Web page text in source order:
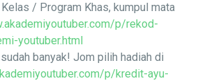
Kelas / Program Khas, kumpul mata
p/rekod-
youtuber.html
banyak! Jom pilih hadiah di
p/kredit-ayu-